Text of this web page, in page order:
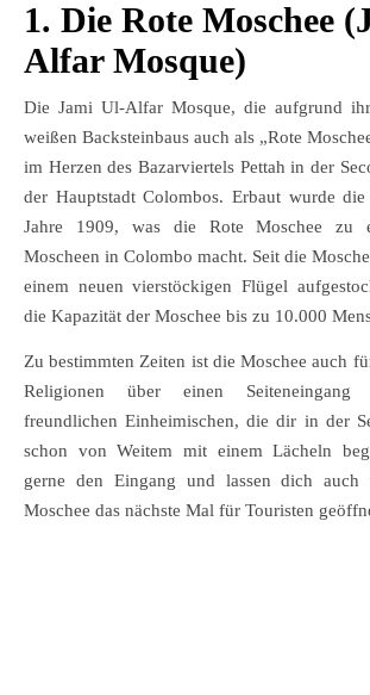
1. Die Rote Moschee
Alfar Mosque)
Die Jami Ul-Alfar Mosque, die aufgrund
weißen Backsteinbaus auch als „Rote
im Herzen des Bazarviertels Pettah in der
der Hauptstadt Colombos. Erbaut wurde
Jahre 1909, was die Rote Moschee zu
Moscheen in Colombo macht. Seit die
einem neuen vierstöckigen Flügel
die Kapazität der Moschee bis zu 10.000
Zu bestimmten Zeiten ist die Moschee auch
Religionen über einen Seiteneingang
freundlichen Einheimischen, die dir in der
schon von Weitem mit einem Lächeln
gerne den Eingang und lassen dich auch
Moschee das nächste Mal für Touristen